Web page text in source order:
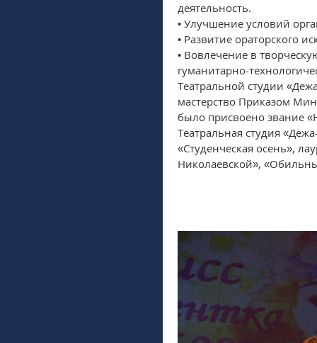
деятельность.
• Улучшение условий
• Развитие ораторского
• Вовлечение в
гуманитарно-
Театральной студии
мастерство Приказом
было присвоено звание
Театральная студия
«Студенческая осень»,
Николаевской»,